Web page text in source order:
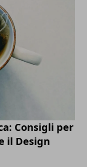
Consigli per
il Design